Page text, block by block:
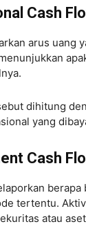
Cash
arus uang
dihitung
yang
Cash
berapa
tertentu.
atau